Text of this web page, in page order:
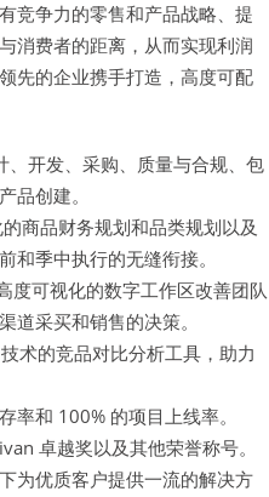
竞争力的零售和产品战略、提
消费者的距离，从而实现利润
先的企业携手打造，高度可配
、开发、采购、质量与合规、包
品创建。
商品财务规划和品类规划以及
和季中执行的无缝衔接。
度可视化的数字工作区改善团队
道采买和销售的决策。
术的竞品对比分析工具，助力
率和 100% 的项目上线率。
卓越奖以及其他荣誉称号。
为优质客户提供一流的解决方